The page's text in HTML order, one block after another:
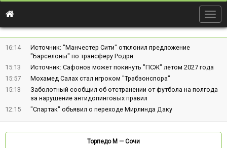
16:14
Источник: "Манчестер Сити" отклонил предложение
"Барселоны" по трансферу Родри
15:13
Источник: Сафонов может покинуть "ПСЖ" летом 2027 года
15:57
Мохамед Салах стал игроком "Трабзонспора"
15:13
Заболотный сообщил об отстранении от футбола на полгода
за нарушение антидопинговых правил
12:15
"Спартак" объявил о переходе Мирлинда Даку
Торпедо М — Сочи